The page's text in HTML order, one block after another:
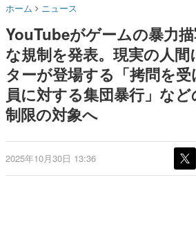
名作ゲームクリエイターの方々
きます。
赫本
この物語を解いてはいけない。
の形をした短編ホラー小説集で
新世代に訊く
これからのデジタルゲーム市場
ゲーム世代の作家たち
ゲームに多大な影響を受けた作
敗すると「YOU DIED」
ホーム ニュース
YouTubeがゲームの暴力
な規制を発表。現実の人
ターが登場する「拷問を
員に対する集団暴行」な
制限の対象へ
2025年10月30日 13:36